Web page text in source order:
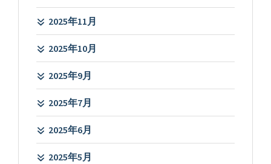
2025年11月
2025年10月
2025年9月
2025年7月
2025年6月
2025年5月